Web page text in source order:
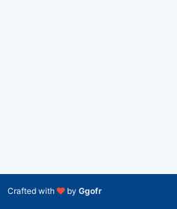
Crafted with by Ggofr